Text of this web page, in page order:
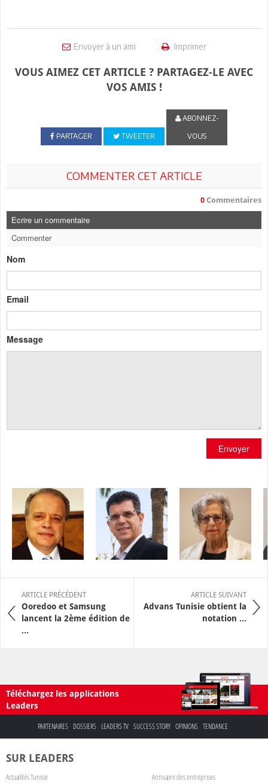
Envoyer à un ami Imprimer
VOUS AIMEZ CET ARTICLE ? PARTAGEZ-LE AVEC
VOS AMIS !
PARTAGER TWEETER
ABONNEZ-
VOUS
COMMENTER CET ARTICLE
0 Commentaires
Ecrire un commentaire
Commenter
Nom
Email
Message
Envoyer
ARTICLE PRÉCÉDENT
Ooredoo et Samsung
lancent la 2ème édition de
...
ARTICLE SUIVANT
Advans Tunisie obtient la
notation ...
Téléchargez les applications
Leaders
PARTENAIRES DOSSIERS LEADERS TV SUCCESS STORY OPINIONS TENDANCE
SUR LEADERS
Actualités Tunisie
Annuaire des entreprises